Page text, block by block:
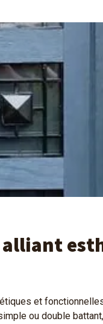
alliant
et
ou double